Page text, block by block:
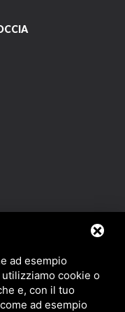
ad esempio
utilizziamo cookie o
e, con il tuo
ad esempio